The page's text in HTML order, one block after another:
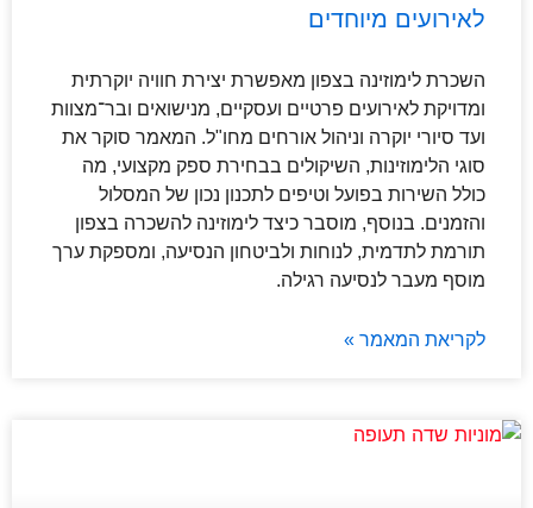
לאירועים מיוחדים
השכרת לימוזינה בצפון מאפשרת יצירת חוויה יוקרתית
ומדויקת לאירועים פרטיים ועסקיים, מנישואים ובר־מצוות
ועד סיורי יוקרה וניהול אורחים מחו"ל. המאמר סוקר את
סוגי הלימוזינות, השיקולים בבחירת ספק מקצועי, מה
כולל השירות בפועל וטיפים לתכנון נכון של המסלול
והזמנים. בנוסף, מוסבר כיצד לימוזינה להשכרה בצפון
תורמת לתדמית, לנוחות ולביטחון הנסיעה, ומספקת ערך
מוסף מעבר לנסיעה רגילה.
לקריאת המאמר »